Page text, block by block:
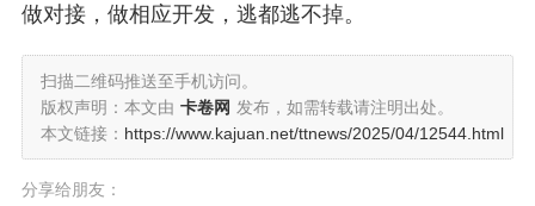
做对接，做相应开发，逃都逃不掉。
扫描二维码推送至手机访问。
版权声明：本文由 卡卷网 发布，如需转载请注明出处。
本文链接： https://www.kajuan.net/ttnews/2025/04/12544.html
分享给朋友：